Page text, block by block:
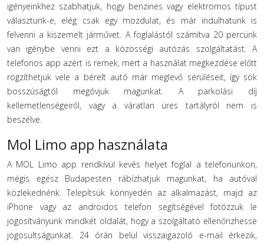
igényeinkhez szabhatjuk, hogy benzines vagy elektromos típust
választunk-e, elég csak egy mozdulat, és már indulhatunk is
felvenni a kiszemelt járművet. A foglalástól számítva 20 percünk
van igénybe venni ezt a közösségi autózás szolgáltatást. A
telefonos app azért is remek, mert a használat megkezdése előtt
rögzíthetjük vele a bérelt autó már meglevő sérüléseit, így sok
bosszúságtól megóvjuk magunkat. A parkolási díj
kellemetlenségeiről, vagy a váratlan üres tartályról nem is
beszélve.
Mol Limo app használata
A MOL Limo app rendkívül kevés helyet foglal a telefonunkon,
mégis egész Budapesten rábízhatjuk magunkat, ha autóval
közlekednénk. Telepítsük könnyedén az alkalmazást, majd az
iPhone vagy az androidos telefon segítségével fotózzuk le
jogosítványunk mindkét oldalát, hogy a szolgáltató ellenőrizhesse
jogosultságunkat. 24 órán belül visszaigazoló e-mail érkezik,